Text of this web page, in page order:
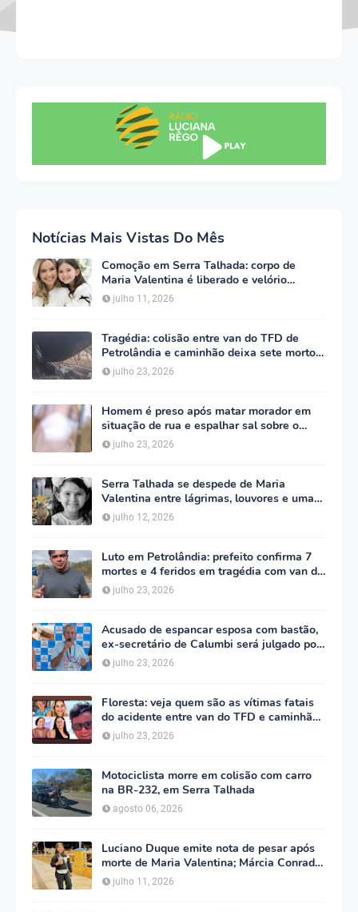
Notícias Mais Vistas Do Mês
Comoção em Serra Talhada: corpo de
Maria Valentina é liberado e velório
começa às 5h deste domingo
julho 11, 2026
Tragédia: colisão entre van do TFD de
Petrolândia e caminhão deixa sete mortos
em Floresta
julho 23, 2026
Homem é preso após matar morador em
situação de rua e espalhar sal sobre o
corpo em Serra Talhada
julho 23, 2026
Serra Talhada se despede de Maria
Valentina entre lágrimas, louvores e uma
multidão que caminhou ao lado da família
julho 12, 2026
Luto em Petrolândia: prefeito confirma 7
mortes e 4 feridos em tragédia com van do
TFD e decreta três dias de luto oficial
julho 23, 2026
Acusado de espancar esposa com bastão,
ex-secretário de Calumbi será julgado por
tentativa de feminicídio
julho 23, 2026
Floresta: veja quem são as vítimas fatais
do acidente entre van do TFD e caminhão
na PE-360
julho 23, 2026
Motociclista morre em colisão com carro
na BR-232, em Serra Talhada
agosto 06, 2026
Luciano Duque emite nota de pesar após
morte de Maria Valentina; Márcia Conrado
decreta luto oficial de três dias em Serra
Talhada
julho 11, 2026